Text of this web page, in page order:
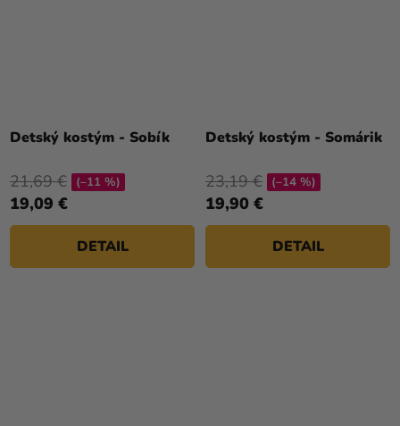
Detský kostým - Sobík
19,09 €
21,69 € (–11 %)
DETAIL
Detský kostým - Somárik
19,90 €
23,19 € (–14 %)
DETAIL